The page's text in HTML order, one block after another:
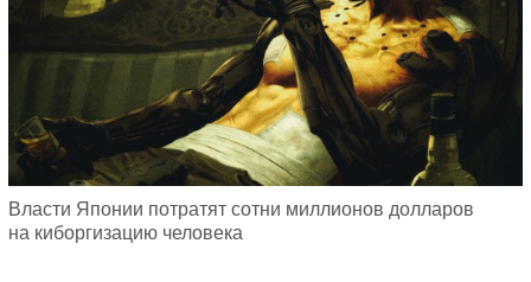
Власти Японии потратят сотни миллионов долларов
на киборгизацию человека